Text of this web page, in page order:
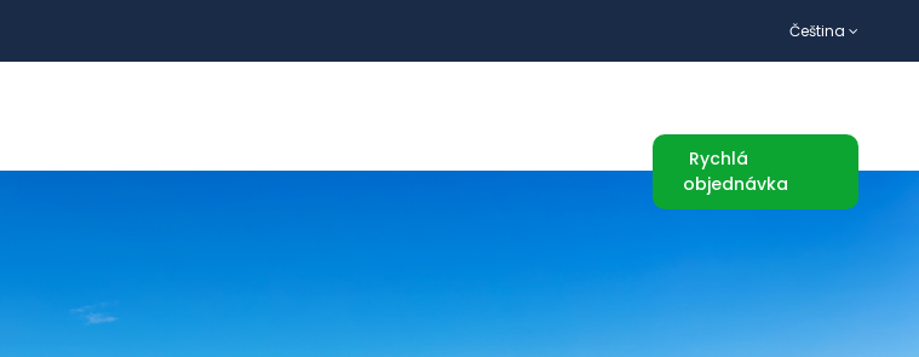
Čeština
Rychlá
objednávka